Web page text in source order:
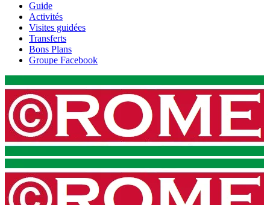
Guide
Activités
Visites guidées
Transferts
Bons Plans
Groupe Facebook